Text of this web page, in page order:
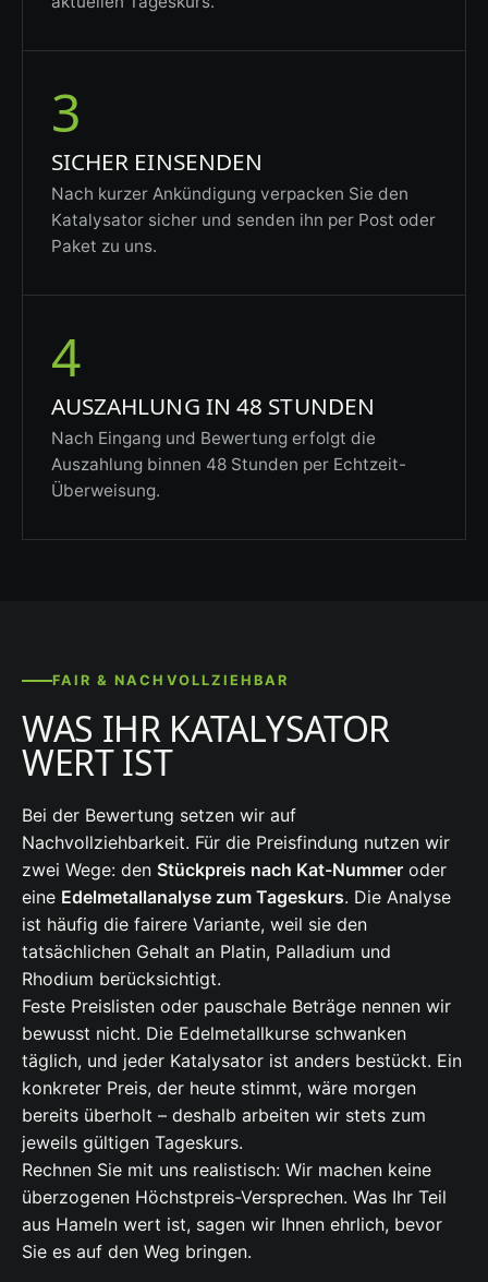
3
SICHER EINSENDEN
Nach kurzer Ankündigung verpacken Sie den
Katalysator sicher und senden ihn per Post oder
Paket zu uns.
4
AUSZAHLUNG IN 48 STUNDEN
Nach Eingang und Bewertung erfolgt die
Auszahlung binnen 48 Stunden per Echtzeit-
Überweisung.
FAIR & NACHVOLLZIEHBAR
WAS IHR KATALYSATOR
WERT IST
Bei der Bewertung setzen wir auf
Nachvollziehbarkeit. Für die Preisfindung nutzen wir
zwei Wege: den Stückpreis nach Kat-Nummer oder
eine Edelmetallanalyse zum Tageskurs. Die Analyse
ist häufig die fairere Variante, weil sie den
tatsächlichen Gehalt an Platin, Palladium und
Rhodium berücksichtigt.
Feste Preislisten oder pauschale Beträge nennen wir
bewusst nicht. Die Edelmetallkurse schwanken
täglich, und jeder Katalysator ist anders bestückt. Ein
konkreter Preis, der heute stimmt, wäre morgen
bereits überholt – deshalb arbeiten wir stets zum
jeweils gültigen Tageskurs.
Rechnen Sie mit uns realistisch: Wir machen keine
überzogenen Höchstpreis-Versprechen. Was Ihr Teil
aus Hameln wert ist, sagen wir Ihnen ehrlich, bevor
Sie es auf den Weg bringen.